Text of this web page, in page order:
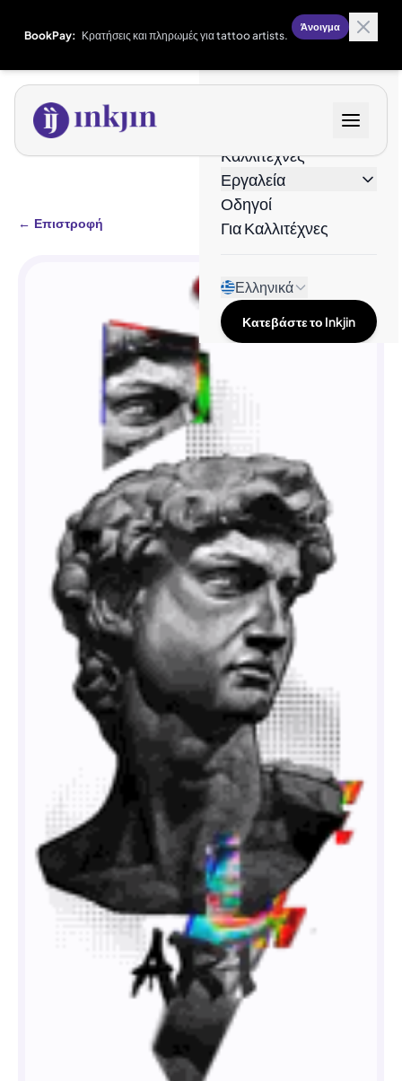
BookPay: Κρατήσεις και πληρωμές για tattoo artists.
Άνοιγμα
Καλλιτέχνες
Εργαλεία
Οδηγοί
Για Καλλιτέχνες
Ελληνικά
Κατεβάστε το Inkjin
← Επιστροφή